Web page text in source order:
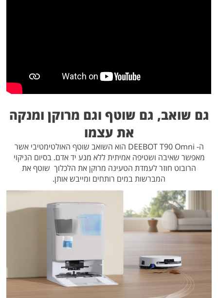
גם שואב, גם שוטף וגם מרוקן ומנקה
את עצמו
ה- DEEBOT T90 Omni הוא השואב שוטף האולטימטיבי אשר
מאפשר שאיבה ושטיפה אמיתית ללא מגע יד אדם. בסיום הניקוי
הרובוט חוזר לעמדת הטעינה מרוקן את הלכלוך שוטף את
המברשות במים רותחים ומייבש אותן.